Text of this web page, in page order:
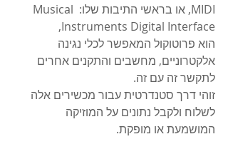
MIDI, או בראשי התיבות שלו: Musical
Instruments Digital Interface,
הוא פרוטוקול המאפשר לכלי נגינה
אלקטרוניים, מחשבים והתקנים אחרים
לתקשר זה עם זה.
זוהי דרך סטנדרטית עבור מכשירים אלה
לשלוח ולקבל נתונים על המוזיקה
המושמעת או מופקת.